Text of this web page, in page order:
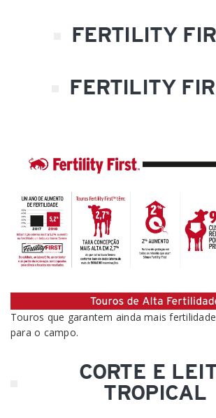
FERTILITY
FERTILITY
Touros que garantem ainda mais
para o campo.
CORTE E
TROPICAL